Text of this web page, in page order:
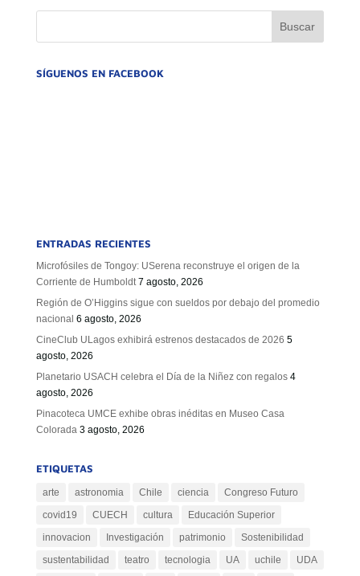
SÍGUENOS EN FACEBOOK
ENTRADAS RECIENTES
Microfósiles de Tongoy: USerena reconstruye el origen de la
Corriente de Humboldt 7 agosto, 2026
Región de O’Higgins sigue con sueldos por debajo del promedio
nacional 6 agosto, 2026
CineClub ULagos exhibirá estrenos destacados de 2026 5
agosto, 2026
Planetario USACH celebra el Día de la Niñez con regalos 4
agosto, 2026
Pinacoteca UMCE exhibe obras inéditas en Museo Casa
Colorada 3 agosto, 2026
ETIQUETAS
arte astronomia Chile ciencia
Congreso Futuro
covid19
CUECH cultura
Educación Superior
innovacion
Investigación patrimonio
Sostenibilidad
sustentabilidad
teatro tecnologia UA uchile
UDA